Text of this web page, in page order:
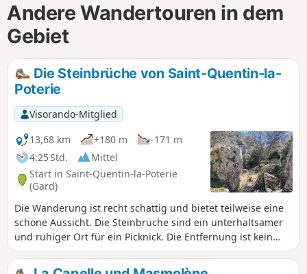
Andere Wandertouren in dem
Gebiet
Die Steinbrüche von Saint-Quentin-la-
Poterie
Visorando-Mitglied
13,68 km
+180 m
-171 m
4:25 Std.
Mittel
Start in Saint-Quentin-la-Poterie
(Gard)
Die Wanderung ist recht schattig und bietet teilweise eine
schöne Aussicht. Die Steinbrüche sind ein unterhaltsamer
und ruhiger Ort für ein Picknick. Die Entfernung ist kein
Problem, da der Höhenunterschied gering ist. Es handelt
sich also um eine für viele zugängliche Wanderung, mit